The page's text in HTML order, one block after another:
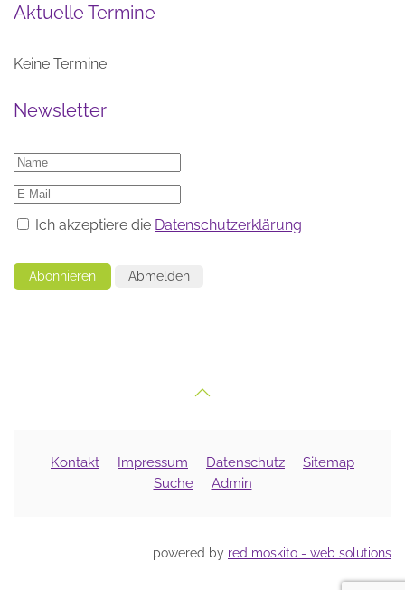
Aktuelle Termine
Keine Termine
Newsletter
Ich akzeptiere die Datenschutzerklärung
Abonnieren Abmelden
Kontakt Impressum Datenschutz
Sitemap
Suche
Admin
powered by red moskito - web solutions